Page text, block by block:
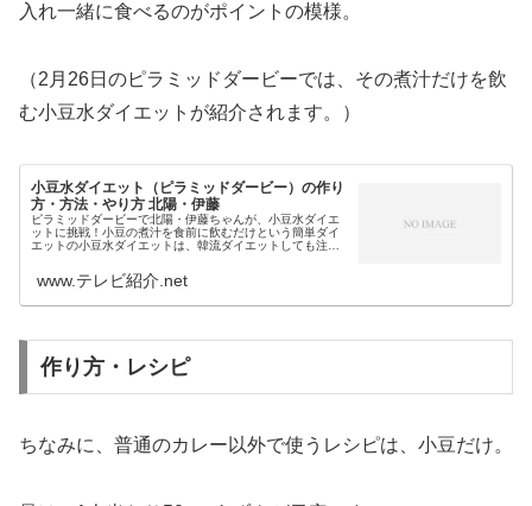
入れ一緒に食べるのがポイントの模様。
（2月26日のピラミッドダービーでは、その煮汁だけを飲
む小豆水ダイエットが紹介されます。）
小豆水ダイエット（ピラミッドダービー）の作り
方・方法・やり方 北陽・伊藤
ピラミッドダービーで北陽・伊藤ちゃんが、小豆水ダイエ
ットに挑戦！小豆の煮汁を食前に飲むだけという簡単ダイ
エットの小豆水ダイエットは、韓流ダイエットしても注目
抜群と噂のダイエットでどれだ...
www.テレビ紹介.net
作り方・レシピ
ちなみに、普通のカレー以外で使うレシピは、小豆だけ。